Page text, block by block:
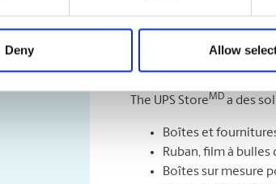
Deny Allow
Services et
The UPS StoreMD a des
Boîtes et
Ruban, film à
Boîtes sur mesure